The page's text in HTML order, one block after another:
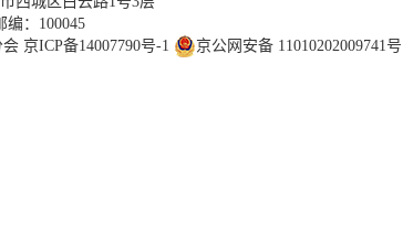
编：100045
会 京ICP备14007790号-1 京公网安备 11010202009741号